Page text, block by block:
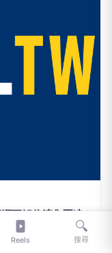
農舍 特警破門攻
Reels
🔍
搜尋